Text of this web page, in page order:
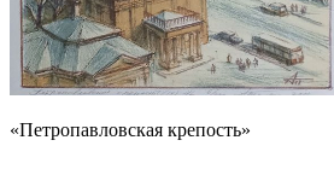
«Петропавловская крепость»